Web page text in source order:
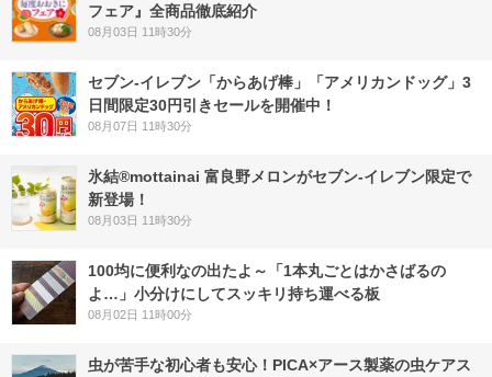
フェア』全商品徹底紹介
08月03日 11時30分
セブン‐イレブン「からあげ棒」「アメリカンドッグ」3
日間限定30円引きセールを開催中！
08月07日 11時30分
氷結®mottainai 富良野メロンがセブン‐イレブン限定で
新登場！
08月03日 11時30分
100均に便利なの出たよ～「1本丸ごとはかさばるの
よ…」小分けにしてスッキリ持ち運べる板
08月02日 11時00分
虫が苦手な初心者も安心！PICA×アース製薬の虫ケアス